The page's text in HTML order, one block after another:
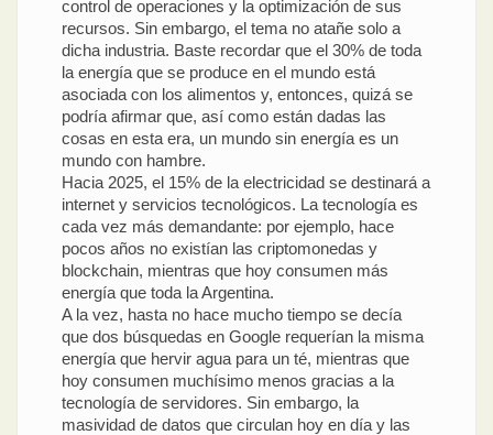
control de operaciones y la optimización de sus
recursos. Sin embargo, el tema no atañe solo a
dicha industria. Baste recordar que el 30% de toda
la energía que se produce en el mundo está
asociada con los alimentos y, entonces, quizá se
podría afirmar que, así como están dadas las
cosas en esta era, un mundo sin energía es un
mundo con hambre.
Hacia 2025, el 15% de la electricidad se destinará a
internet y servicios tecnológicos. La tecnología es
cada vez más demandante: por ejemplo, hace
pocos años no existían las criptomonedas y
blockchain, mientras que hoy consumen más
energía que toda la Argentina.
A la vez, hasta no hace mucho tiempo se decía
que dos búsquedas en Google requerían la misma
energía que hervir agua para un té, mientras que
hoy consumen muchísimo menos gracias a la
tecnología de servidores. Sin embargo, la
masividad de datos que circulan hoy en día y las